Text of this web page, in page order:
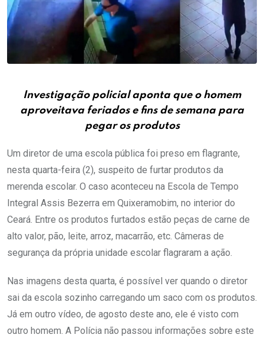
Investigação policial aponta que o homem
aproveitava feriados e fins de semana para
pegar os produtos
Um diretor de uma escola pública foi preso em flagrante,
nesta quarta-feira (2), suspeito de furtar produtos da
merenda escolar. O caso aconteceu na Escola de Tempo
Integral Assis Bezerra em Quixeramobim, no interior do
Ceará. Entre os produtos furtados estão peças de carne de
alto valor, pão, leite, arroz, macarrão, etc. Câmeras de
segurança da própria unidade escolar flagraram a ação.
Nas imagens desta quarta, é possível ver quando o diretor
sai da escola sozinho carregando um saco com os produtos.
Já em outro vídeo, de agosto deste ano, ele é visto com
outro homem. A Polícia não passou informações sobre este